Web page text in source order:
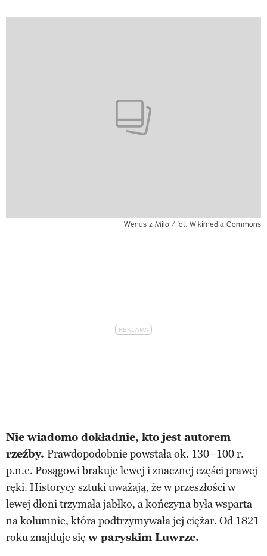
Wenus z Milo / fot. Wikimedia Commons
Nie wiadomo dokładnie, kto jest autorem
rzeźby. Prawdopodobnie powstała ok. 130–100 r.
p.n.e. Posągowi brakuje lewej i znacznej części prawej
ręki. Historycy sztuki uważają, że w przeszłości w
lewej dłoni trzymała jabłko, a kończyna była wsparta
na kolumnie, która podtrzymywała jej ciężar. Od 1821
roku znajduje się w paryskim Luwrze.